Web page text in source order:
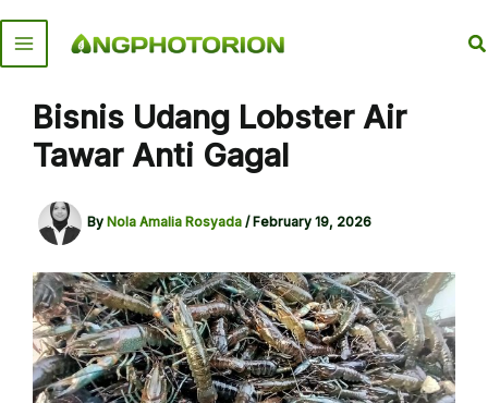
content
Bisnis Udang Lobster Air
Tawar Anti Gagal
By Nola Amalia Rosyada / February 19, 2026